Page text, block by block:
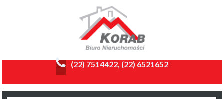
(22) 7514422, (22) 6521652